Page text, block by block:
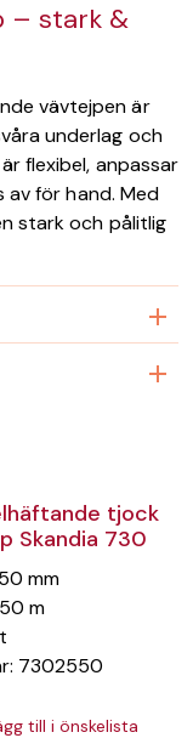
– stark &
vävtejpen är
underlag och
flexibel, anpassar
av för hand. Med
stark och pålitlig
tjock
Skandia 730
50 mm
50 m
7302550
till i önskelista